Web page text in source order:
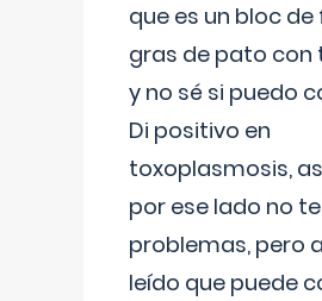
que es un bloc de
gras de pato con
y no sé si puedo
Di positivo en
toxoplasmosis,
por ese lado no
problemas, pero
leído que puede